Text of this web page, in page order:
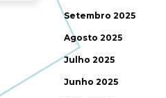
Setembro 2025
Agosto 2025
Julho 2025
Junho 2025